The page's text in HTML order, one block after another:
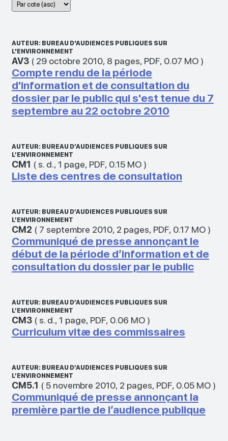
AUTEUR: BUREAU D'AUDIENCES PUBLIQUES SUR
L'ENVIRONNEMENT
AV3( 29 octobre 2010, 8 pages, PDF, 0.07 MO)
Compte rendu de la période
d'information et de consultation du
dossier par le public qui s'est tenue du 7
septembre au 22 octobre 2010
AUTEUR: BUREAU D’AUDIENCES PUBLIQUES SUR
L’ENVIRONNEMENT
CM1 ( s. d., 1 page, PDF, 0.15 MO)
Liste des centres de consultation
AUTEUR: BUREAU D’AUDIENCES PUBLIQUES SUR
L’ENVIRONNEMENT
CM2 ( 7 septembre 2010, 2 pages, PDF, 0.17 MO)
Communiqué de presse annonçant le
début de la période d’information et de
consultation du dossier par le public
AUTEUR: BUREAU D’AUDIENCES PUBLIQUES SUR
L’ENVIRONNEMENT
CM3( s. d., 1 page, PDF, 0.06 MO)
Curriculum vitæ des commissaires
AUTEUR: BUREAU D’AUDIENCES PUBLIQUES SUR
L’ENVIRONNEMENT
CM5.1 ( 5 novembre 2010, 2 pages, PDF, 0.05 MO)
Communiqué de presse annonçant la
première partie de l’audience publique